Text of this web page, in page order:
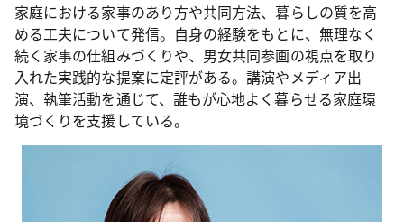
家庭における家事のあり方や共同方法、暮らしの質を高
める工夫について発信。自身の経験をもとに、無理なく
続く家事の仕組みづくりや、男女共同参画の視点を取り
入れた実践的な提案に定評がある。講演やメディア出
演、執筆活動を通じて、誰もが心地よく暮らせる家庭環
境づくりを支援している。